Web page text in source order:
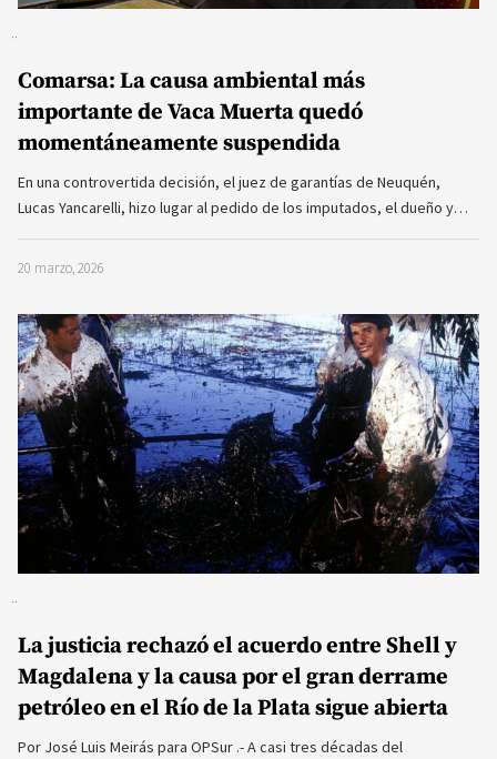
Comarsa: La causa ambiental más
importante de Vaca Muerta quedó
momentáneamente suspendida
En una controvertida decisión, el juez de garantías de Neuquén,
Lucas Yancarelli, hizo lugar al pedido de los imputados, el dueño y…
20 marzo, 2026
La justicia rechazó el acuerdo entre Shell y
Magdalena y la causa por el gran derrame
petróleo en el Río de la Plata sigue abierta
Por José Luis Meirás para OPSur .- A casi tres décadas del